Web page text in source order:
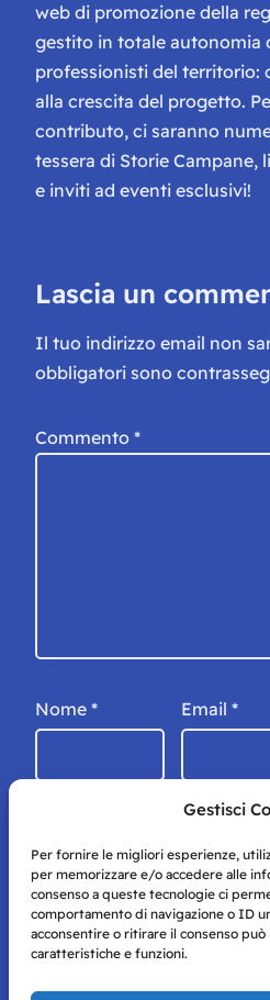
Gestisci
Per fornire le migliori esperienze,
per memorizzare e/o accedere alle
consenso a queste tecnologie ci
comportamento di navigazione o ID
acconsentire o ritirare il consenso
caratteristiche e funzioni.
web di promozione della
gestito in totale autonomia
professionisti del territorio:
alla crescita del progetto.
contributo, ci saranno
tessera di Storie Campane,
e inviti ad eventi esclusivi!
Lascia un
Il tuo indirizzo email non
obbligatori sono
Commento *
Nome * Email *